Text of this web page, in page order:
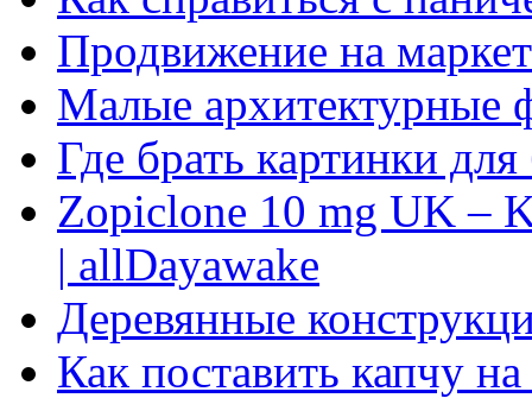
Продвижение на
Малые архитектурные
Где брать картинки
Zopiclone 10 mg UK –
| allDayawake
Деревянные
Как поставить капчу